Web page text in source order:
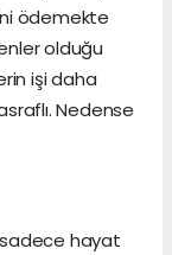
ödemekte
olduğu
işi daha
Nedense
hayat